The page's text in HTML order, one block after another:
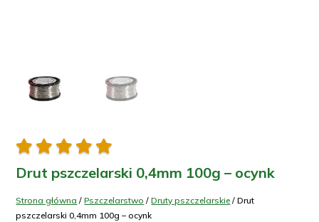
    
Drut pszczelarski 0,4mm 100g – ocynk
Strona główna /Pszczelarstwo /Druty pszczelarskie / Drut
pszczelarski 0,4mm 100g – ocynk